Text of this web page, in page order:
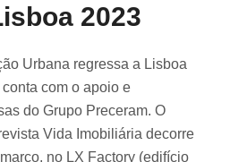
2023
Urbana regressa a Lisboa
com o apoio e
do Grupo Preceram. O
Vida Imobiliária decorre
no LX Factory (edifício